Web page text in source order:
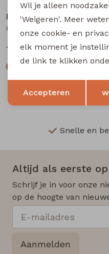
Persival
14,99
Snelle en
Altijd als eerste
Schrijf je in voor onze
op de hoogte van
Aanmelden
Terug
Wil je alleen
'Weigeren'. Meer
onze cookie- en
elk moment je
de link te klikken
Accepteren